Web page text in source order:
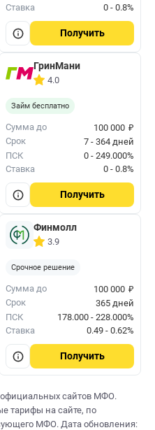
Ставка
0 - 0.8%
Получить
ГринМани
4.0
Займ бесплатно
Сумма до 100 000 ₽
Срок
7 - 364 дней
ПСК
0 - 249.000%
Ставка
0 - 0.8%
Получить
Финмолл
3.9
Срочное решение
Сумма до 100 000 ₽
Срок
365 дней
ПСК
178.000 - 228.000%
Ставка
0.49 - 0.62%
Получить
официальных сайтов МФО.
тарифы на сайте, по
МФО. Дата обновления: